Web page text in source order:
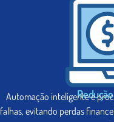
Automação inteligente e
falhas, evitando perdas